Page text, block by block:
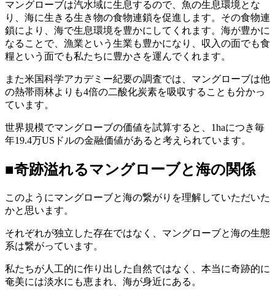
マングローブは汽水域に生息するので、魚の生息環境とな
り、海に生きる生き物の食物連鎖を促進します。その食物連
鎖により、海で生息環境を豊かにしてくれます。海が豊かに
なることで、漁業という生業も豊かになり、収入の面でも食
糧という面でも私たちに豊かさを運んでくれます。
また米国科学アカデミー紀要の調査では、マングローブは他
の熱帯雨林よりも4倍の二酸化炭素を吸収することも分かっ
ています。
世界規模でマングローブの価値を試算すると、1haにつき毎
年19.4万USドルの金融価値があると考えられています。
■奇跡溢れるマングローブと海の関係
このようにマングローブと海の繋がりを理解していただいた
かと思います。
それぞれが独立した存在ではなく、マングローブと海の生態
系は繋がっています。
私たちが人工的に作り出した自然ではなく、本当に奇跡的に
奄美には淡水にも恵まれ、海が身近にある。